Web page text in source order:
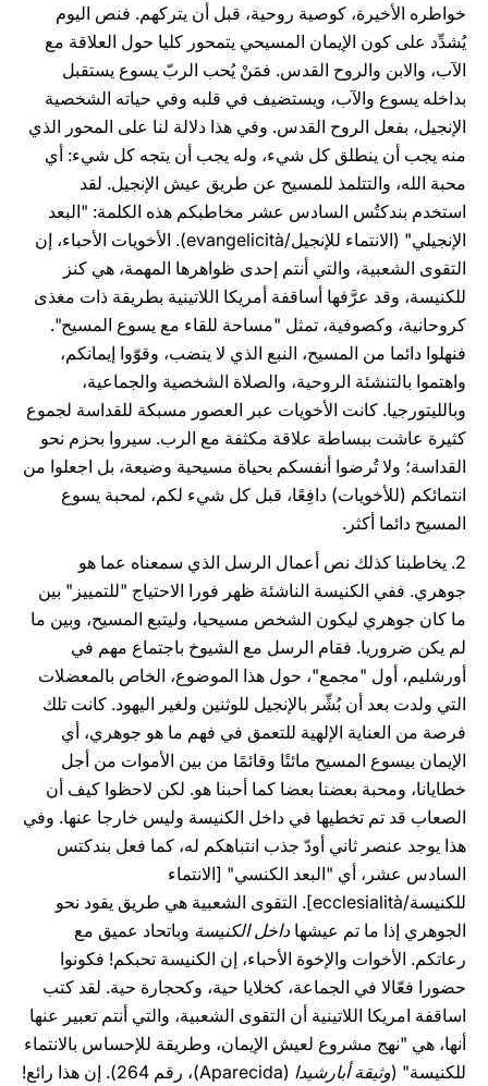
خواطره الأخيرة، كوصية روحية، قبل أن يتركهم. فنص اليوم
يُشدِّد على كون الإيمان المسيحي يتمحور كليا حول العلاقة مع
الآب، والابن والروح القدس. فمَنْ يُحب الربّ يسوع يستقبل
بداخله يسوع والآب، ويستضيف في قلبه وفي حياته الشخصية
الإنجيل، بفعل الروح القدس. وفي هذا دلالة لنا على المحور الذي
منه يجب أن ينطلق كل شيء، وله يجب أن يتجه كل شيء: أي
محبة الله، والتتلمذ للمسيح عن طريق عيش الإنجيل. لقد
استخدم بندكتُس السادس عشر مخاطبكم هذه الكلمة: "البعد
الإنجيلي" (الانتماء للإنجيل/evangelicità). الأخويات الأحباء، إن
التقوى الشعبية، والتي أنتم إحدى ظواهرها المهمة، هي كنز
للكنيسة، وقد عرَّفها أساقفة أمريكا اللاتينية بطريقة ذات مغذى
كروحانية، وكصوفية، تمثل "مساحة للقاء مع يسوع المسيح".
فنهلوا دائما من المسيح، النبع الذي لا ينضب، وقوّوا إيمانكم،
واهتموا بالتنشئة الروحية، والصلاة الشخصية والجماعية،
وبالليتورجيا. كانت الأخويات عبر العصور مسبكة للقداسة لجموع
كثيرة عاشت ببساطة علاقة مكثفة مع الرب. سيروا بحزم نحو
القداسة؛ ولا تُرضوا أنفسكم بحياة مسيحية وضيعة، بل اجعلوا من
انتمائكم (للأخويات) دافِعًا، قبل كل شيء لكم، لمحبة يسوع
المسيح دائما أكثر.
2. يخاطبنا كذلك نص أعمال الرسل الذي سمعناه عما هو
جوهري. ففي الكنيسة الناشئة ظهر فورا الاحتياج "للتمييز" بين
ما كان جوهري ليكون الشخص مسيحيا، وليتبع المسيح، وبين ما
لم يكن ضروريا. فقام الرسل مع الشيوخ باجتماع مهم في
أورشليم، أول "مجمع"، حول هذا الموضوع، الخاص بالمعضلات
التي ولدت بعد أن بُشِّر بالإنجيل للوثنين ولغير اليهود. كانت تلك
فرصة من العناية الإلهية للتعمق في فهم ما هو جوهري، أي
الإيمان بيسوع المسيح مائتًا وقائمًا من بين الأموات من أجل
خطايانا، ومحبة بعضنا بعضا كما أحبنا هو. لكن لاحظوا كيف أن
الصعاب قد تم تخطيها في داخل الكنيسة وليس خارجا عنها. وفي
هذا يوجد عنصر ثاني أودّ جذب انتباهكم له، كما فعل بندكتس
السادس عشر، أي "البعد الكنسي" [الانتماء
للكنيسة/ecclesialità]. التقوى الشعبية هي طريق يقود نحو
الجوهري إذا ما تم عيشها داخل الكنيسة وباتحاد عميق مع
رعاتكم. الأخوات والإخوة الأحباء، إن الكنيسة تحبكم! فكونوا
حضورا فعّالا في الجماعة، كخلايا حية، وكحجارة حية. لقد كتب
اساقفة امريكا اللاتينية أن التقوى الشعبية، والتي أنتم تعبير عنها
أنها، هي "نهج مشروع لعيش الإيمان، وطريقة للإحساس بالانتماء
للكنيسة" (وثيقة أبارشيدا (Aparecida)، رقم 264). إن هذا رائع!